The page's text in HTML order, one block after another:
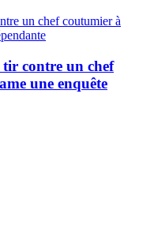
contre un chef
une enquête